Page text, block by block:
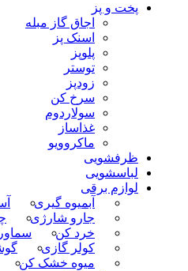
پخت و پز
اجاق گاز مبله
اسنک پز
پلوپز
توستر
زودپز
سرخ کن
سولاردوم
غذاساز
ماکروویو
ظرفشویی
لباسشویی
لوازم برقی
آبمیوه گیری
جارو شارژی
خرد کن
کولر گازی
میوه خشک کن